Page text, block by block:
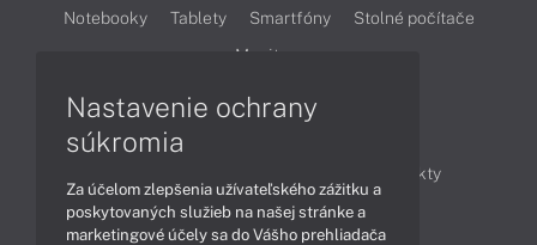
Notebooky Tablety Smartfóny
Stolné počítače
Monitory
Produkty
Technológie
Videá
Nastavenie ochrany
súkromia
Za účelom zlepšenia užívateľského zážitku a
poskytovaných služieb na našej stránke a
marketingové účely sa do Vášho prehliadača